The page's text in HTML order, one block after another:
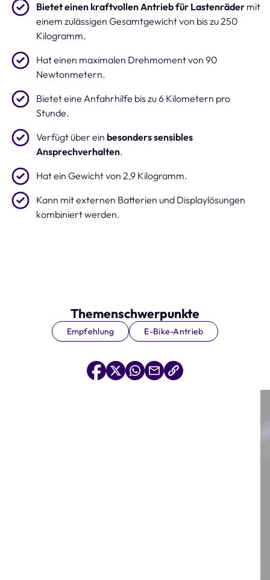
Bietet einen kraftvollen Antrieb für Lastenräder mit
einem zulässigen Gesamtgewicht von bis zu 250
Kilogramm.
Hat einen maximalen Drehmoment von 90
Newtonmetern.
Bietet eine Anfahrhilfe bis zu 6 Kilometern pro
Stunde.
Verfügt über ein besonders sensibles
Ansprechverhalten.
Hat ein Gewicht von 2,9 Kilogramm.
Kann mit externen Batterien und Displaylösungen
kombiniert werden.
Themenschwerpunkte
Empfehlung E-Bike-Antrieb